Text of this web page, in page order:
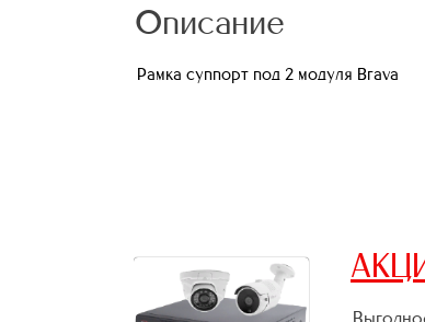
Описание
Рамка суппорт под 2 модуля Brava